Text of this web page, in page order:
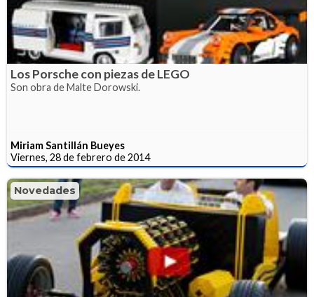
Los Porsche con piezas de LEGO
Son obra de Malte Dorowski.
Miriam Santillán Bueyes
Viernes, 28 de febrero de 2014
Novedades